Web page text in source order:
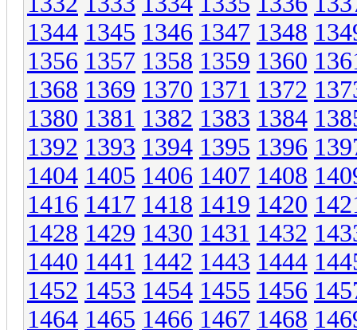
1344 1345 1346 1347 1348
1356 1357 1358 1359 1360
1368 1369 1370 1371 1372
1380 1381 1382 1383 1384
1392 1393 1394 1395 1396
1404 1405 1406 1407 1408
1416 1417 1418 1419 1420
1428 1429 1430 1431 1432
1440 1441 1442 1443 1444
1452 1453 1454 1455 1456
1464 1465 1466 1467 1468